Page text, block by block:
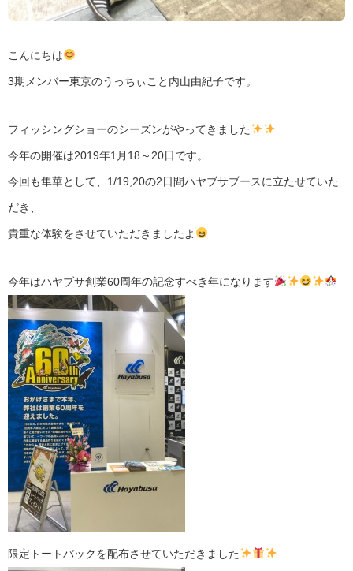
こんにちは
3期メンバー東京のうっちぃこと内山由紀子です。
フィッシングショーのシーズンがやってきました
今年の開催は2019年1月18～20日です。
今回も隼華として、1/19,20の2日間ハヤブサブースに立たせていた
だき、
貴重な体験をさせていただきましたよ
今年はハヤブサ創業60周年の記念すべき年になります
限定トートバックを配布させていただきました